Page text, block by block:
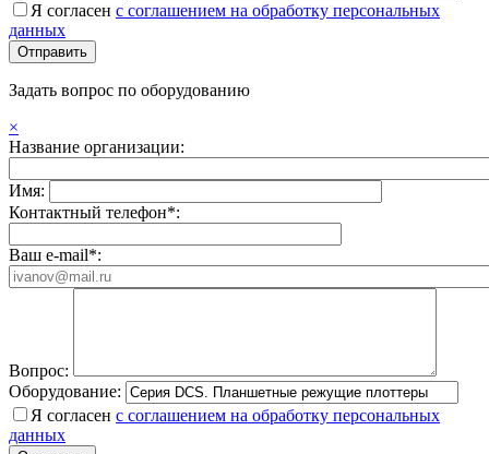
Я согласен с соглашением на обработку персональных
данных
Задать вопрос по оборудованию
×
Название организации:
Имя:
Контактный телефон*:
Ваш e-mail*:
Вопрос:
Оборудование:
Я согласен с соглашением на обработку персональных
данных